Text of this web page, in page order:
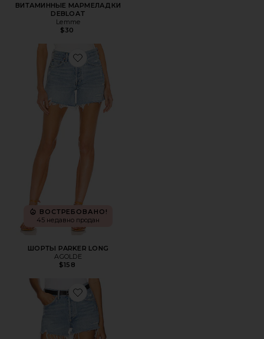
ВИТАМИННЫЕ МАРМЕЛАДКИ
DEBLOAT
Lemme
$30
Favorite ШОРТЫ PARKER LONG
ВОСТРЕБОВАНО!
45 недавно продан
ШОРТЫ PARKER LONG
AGOLDE
$158
Favorite КЛАССИЧЕСКИЕ ОБРЕЗАННЫЕ ШОРТЫ